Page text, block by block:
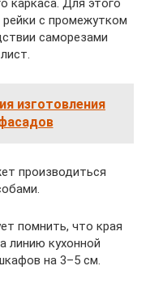
рейки с промежутком
саморезами
изготовления
производиться
помнить, что края
линию кухонной
на 3–5 см.